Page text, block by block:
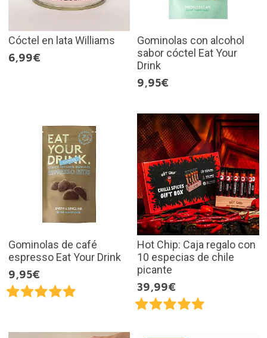
Cóctel en lata Williams
6,99€
Gominolas con alcohol
sabor cóctel Eat Your
Drink
9,95€
Gominolas de café
espresso Eat Your Drink
9,95€
Hot Chip: Caja regalo con
10 especias de chile
picante
39,99€